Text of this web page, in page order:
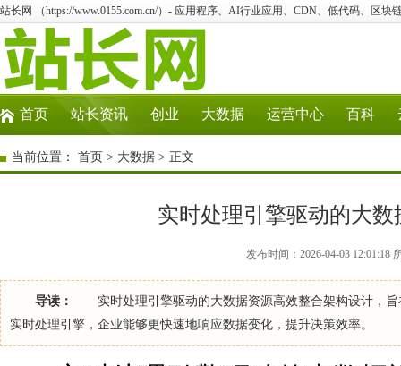
站长网 （https://www.0155.com.cn/）- 应用程序、AI行业应用、CDN、低代码、区块
首页 站长资讯 创业 大数据 运营中心 百科
当前位置： 首页 > 大数据 > 正文
实时处理引擎驱动的大
发布时间：2026-04-03 12:01:18
导读：
实时处理引擎驱动的大数据资源高效整合架构设计，旨
实时处理引擎，企业能够更快速地响应数据变化，提升决策效率。